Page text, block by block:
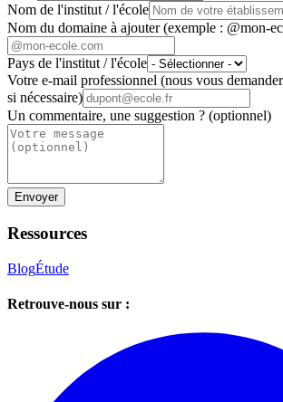
Nom de l'institut / l'école
Nom du domaine à ajouter (exemple : @mon-
Pays de l'institut / l'école
Votre e-mail professionnel (nous vous
si nécessaire)
Un commentaire, une suggestion ? (optionnel)
Envoyer
Ressources
BlogÉtude
Retrouve-nous sur :